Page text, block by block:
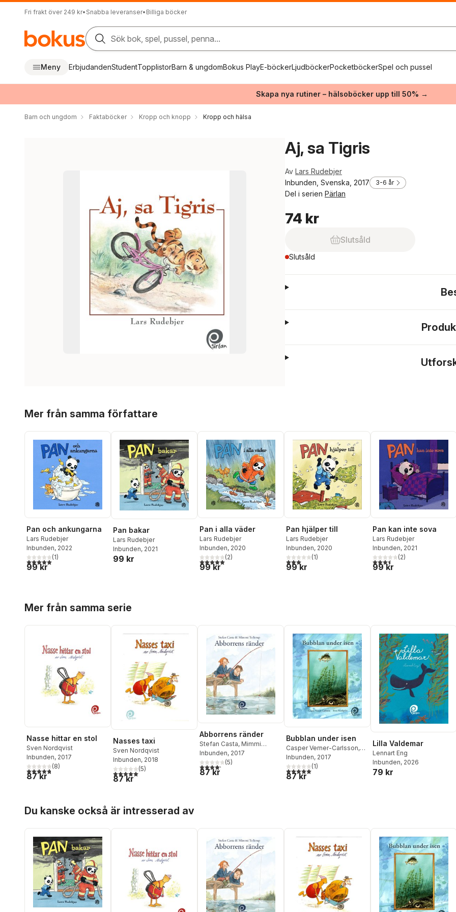
Fri frakt över 249 kr• Snabba leveranser• Billiga böcker
Sök bok, spel, pussel, penna...
Meny ErbjudandenStudentTopplistorBarn & ungdomBokus PlayE-böckerLjudböckerPocketböckerSpel och pussel
Skapa nya rutiner – hälsoböcker upp till 50% →
Barn och ungdom Faktaböcker Kropp och knopp Kropp och hälsa
Aj, sa Tigris
Av Lars Rudebjer
Inbunden, Svenska, 2017
3-6 år
Del i serien Pärlan
74 kr
Slutsåld
Slutsåld
Mer från samma författare
Pan och ankungarna
Lars Rudebjer
Inbunden, 2022
5,0utav 5 stjärnor. Totalt antal röster:
(1)
99 kr
Pan bakar
Lars Rudebjer
Inbunden, 2021
99 kr
Pan i alla väder
Lars Rudebjer
Inbunden, 2020
5,0utav 5 stjärnor. Totalt antal röster:
(2)
99 kr
Pan hjälper till
Lars Rudebjer
Inbunden, 2020
3,0utav 5 stjärnor. Totalt antal röster:
(1)
99 kr
Pan kan inte sova
Lars Rudebjer
Inbunden, 2021
3,5utav 5 stjärnor. Totalt
(2)
99 kr
Mer från samma serie
Nasse hittar en stol
Sven Nordqvist
Inbunden, 2017
4,8utav 5 stjärnor. Totalt antal röster:
(8)
87 kr
Nasses taxi
Sven Nordqvist
Inbunden, 2018
5,0utav 5 stjärnor. Totalt antal röster:
(5)
87 kr
Abborrens ränder
Stefan Casta, Mimmi
Tollerup
Inbunden, 2017
4,2utav 5 stjärnor. Totalt antal röster:
(5)
87 kr
Bubblan under isen
Casper Verner-Carlsson,
Sven Nordqvist
Inbunden, 2017
5,0utav 5 stjärnor. Totalt antal röster:
(1)
87 kr
Lilla Valdemar
Lennart Eng
Inbunden, 2026
79 kr
Du kanske också är intresserad av